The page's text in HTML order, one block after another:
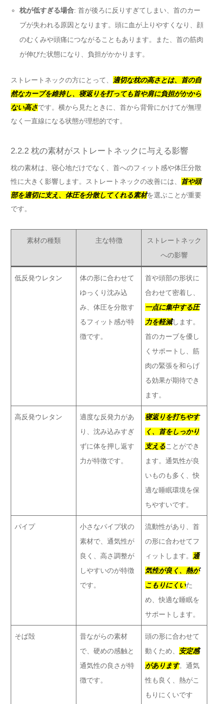
枕が低すぎる場合: 首が後ろに反りすぎてしまい、首のカー
ブが失われる原因となります。頭に血が上りやすくなり、顔
のむくみや頭痛につながることもあります。また、首の筋肉
が伸びた状態になり、負担がかかります。
ストレートネックの方にとって、
適切な枕の高さとは、首の自
然なカーブを維持し、寝返りを打っても首や肩に負担がかから
ない高さです。横から見たときに、首から背骨にかけてが無理
なく一直線になる状態が理想的です。
2.2.2 枕の素材がストレートネックに与える影響
枕の素材は、寝心地だけでなく、首へのフィット感や体圧分散
性に大きく影響します。ストレートネックの改善には、
首や頭
部を適切に支え、体圧を分散してくれる素材を選ぶことが重要
です。
素材の種類 主な特徴
ストレートネック
への影響
低反発ウレタン
体の形に合わせて
ゆっくり沈み込
み、体圧を分散す
るフィット感が特
徴です。
首や頭部の形状に
合わせて密着し、
一点に集中する圧
力を軽減します。
首のカーブを優し
くサポートし、筋
肉の緊張を和らげ
る効果が期待でき
ます。
高反発ウレタン
適度な反発力があ
り、沈み込みすぎ
ずに体を押し返す
力が特徴です。
寝返りを打ちやす
く、首をしっかり
支えることができ
ます。通気性が良
いものも多く、快
適な睡眠環境を保
ちやすいです。
パイプ
小さなパイプ状の
素材で、通気性が
良く、高さ調整が
しやすいのが特徴
です。
流動性があり、首
の形に合わせてフ
ィットします。
通
気性が良く、熱が
こもりにくいた
め、快適な睡眠を
サポートします。
そば殻
昔ながらの素材
で、硬めの感触と
通気性の良さが特
徴です。
頭の形に合わせて
動くため、 安定感
があります。通気
性も良く、熱がこ
もりにくいです